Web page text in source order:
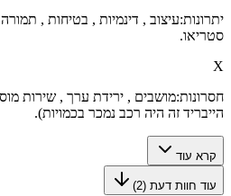
יתרונות:עיצוב , דינמיות , בטיחות ,
סטריאו.
X
חסרונות:מושבים , ירידת ערך , שירות
הייבריד זה היה רכב נמכר בכמויות).
קרא עוד
עוד חוות דעת (2
)